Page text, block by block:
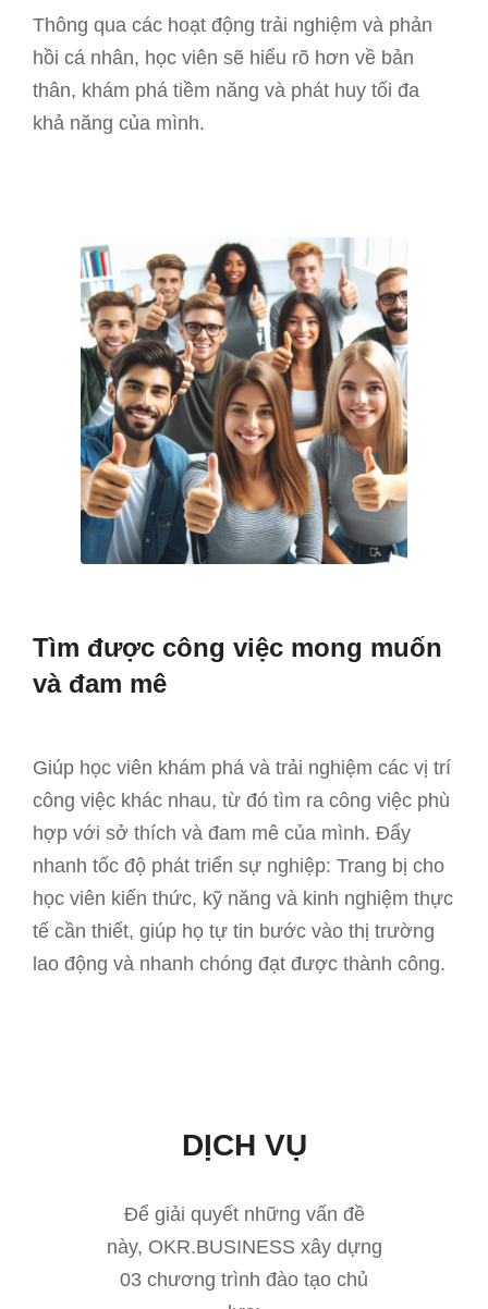
Thông qua các hoạt động trải nghiệm và phản
hồi cá nhân, học viên sẽ hiểu rõ hơn về bản
thân, khám phá tiềm năng và phát huy tối đa
khả năng của mình.
Tìm được công việc mong muốn
và đam mê
Giúp học viên khám phá và trải nghiệm các vị trí
công việc khác nhau, từ đó tìm ra công việc phù
hợp với sở thích và đam mê của mình. Đẩy
nhanh tốc độ phát triển sự nghiệp: Trang bị cho
học viên kiến thức, kỹ năng và kinh nghiệm thực
tế cần thiết, giúp họ tự tin bước vào thị trường
lao động và nhanh chóng đạt được thành công.
DỊCH VỤ
Để giải quyết những vấn đề
này, OKR.BUSINESS xây dựng
03 chương trình đào tạo chủ